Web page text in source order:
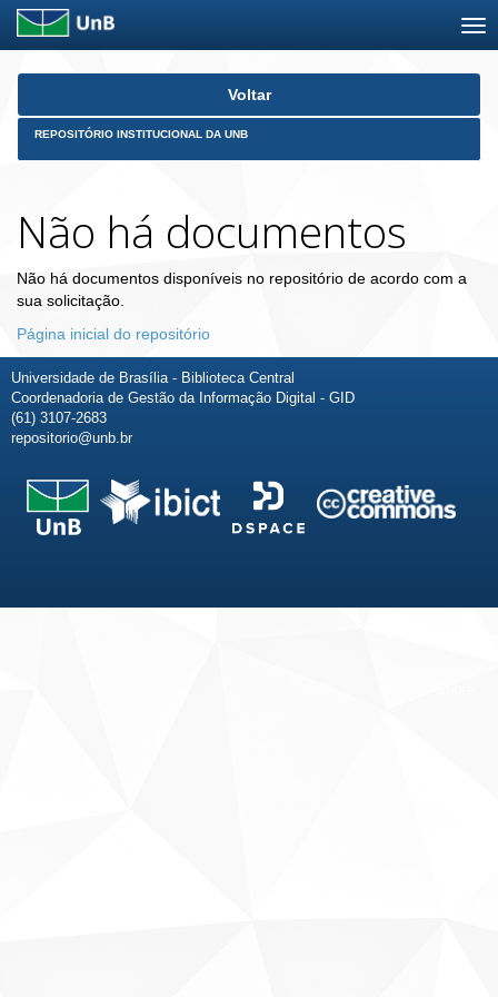
Skip
Voltar
REPOSITÓRIO INSTITUCIONAL DA UNB
Não há documentos
Não há documentos disponíveis no repositório de acordo com a
sua solicitação.
Página inicial do repositório
Universidade de Brasília - Biblioteca Central
Coordenadoria de Gestão da Informação Digital - GID
(61) 3107-2683
repositorio@unb.br